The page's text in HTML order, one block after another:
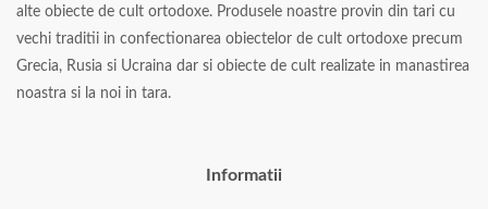
alte obiecte de cult ortodoxe. Produsele noastre provin din tari cu
vechi traditii in confectionarea obiectelor de cult ortodoxe precum
Grecia, Rusia si Ucraina dar si obiecte de cult realizate in manastirea
noastra si la noi in tara.
Informatii